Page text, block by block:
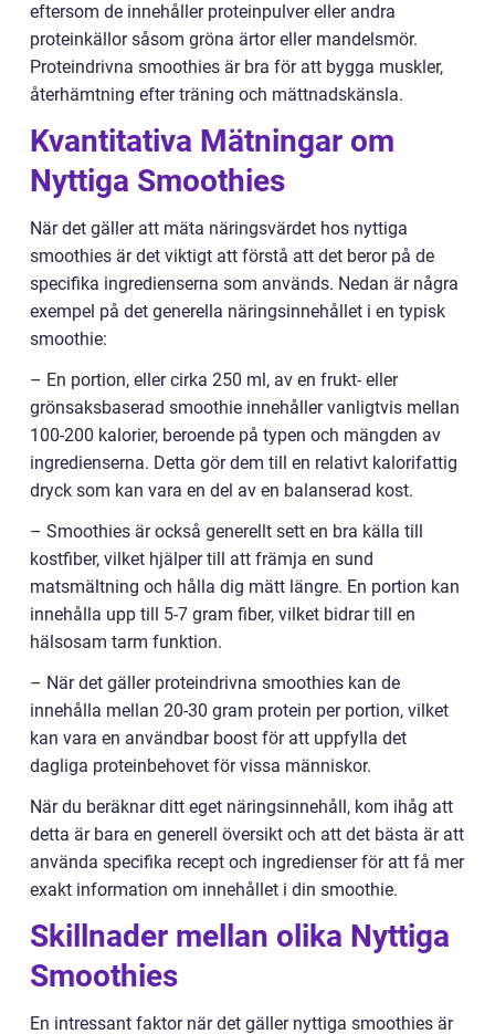
eftersom de innehåller proteinpulver eller andra
proteinkällor såsom gröna ärtor eller mandelsmör.
Proteindrivna smoothies är bra för att bygga muskler,
återhämtning efter träning och mättnadskänsla.
Kvantitativa Mätningar om
Nyttiga Smoothies
När det gäller att mäta näringsvärdet hos nyttiga
smoothies är det viktigt att förstå att det beror på de
specifika ingredienserna som används. Nedan är några
exempel på det generella näringsinnehållet i en typisk
smoothie:
– En portion, eller cirka 250 ml, av en frukt- eller
grönsaksbaserad smoothie innehåller vanligtvis mellan
100-200 kalorier, beroende på typen och mängden av
ingredienserna. Detta gör dem till en relativt kalorifattig
dryck som kan vara en del av en balanserad kost.
– Smoothies är också generellt sett en bra källa till
kostfiber, vilket hjälper till att främja en sund
matsmältning och hålla dig mätt längre. En portion kan
innehålla upp till 5-7 gram fiber, vilket bidrar till en
hälsosam tarm funktion.
– När det gäller proteindrivna smoothies kan de
innehålla mellan 20-30 gram protein per portion, vilket
kan vara en användbar boost för att uppfylla det
dagliga proteinbehovet för vissa människor.
När du beräknar ditt eget näringsinnehåll, kom ihåg att
detta är bara en generell översikt och att det bästa är att
använda specifika recept och ingredienser för att få mer
exakt information om innehållet i din smoothie.
Skillnader mellan olika Nyttiga
Smoothies
En intressant faktor när det gäller nyttiga smoothies är